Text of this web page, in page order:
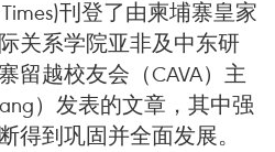
刊登了由柬埔寨皇家
关系学院亚非及中东研
留越校友会（CAVA）主
）发表的文章，其中强
得到巩固并全面发展。